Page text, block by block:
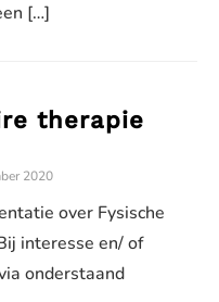
[…]
therapie
2020
over Fysische
interesse en/ of
onderstaand